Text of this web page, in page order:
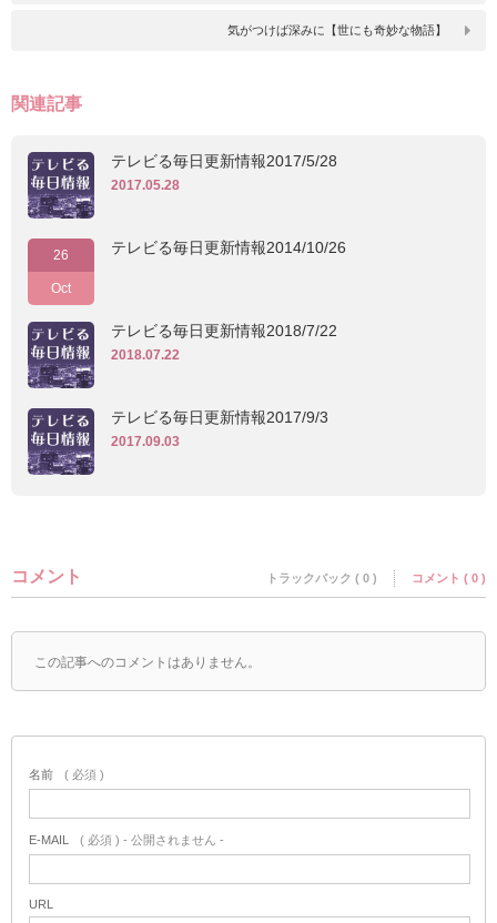
気がつけば深みに【世にも奇妙な物語】
関連記事
テレビる毎日更新情報2017/5/28
2017.05.28
26
Oct
テレビる毎日更新情報2014/10/26
テレビる毎日更新情報2018/7/22
2018.07.22
テレビる毎日更新情報2017/9/3
2017.09.03
コメント トラックバック ( 0 ) コメント ( 0 )
この記事へのコメントはありません。
名前 ( 必須 )
E-MAIL ( 必須 ) - 公開されません -
URL